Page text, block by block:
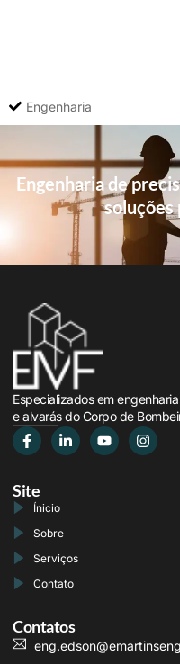
Engenharia
Engenharia de
soluções
Especializados em
e alvarás do Corpo de
Site
Ínicio
Sobre
Serviços
Contato
Contatos